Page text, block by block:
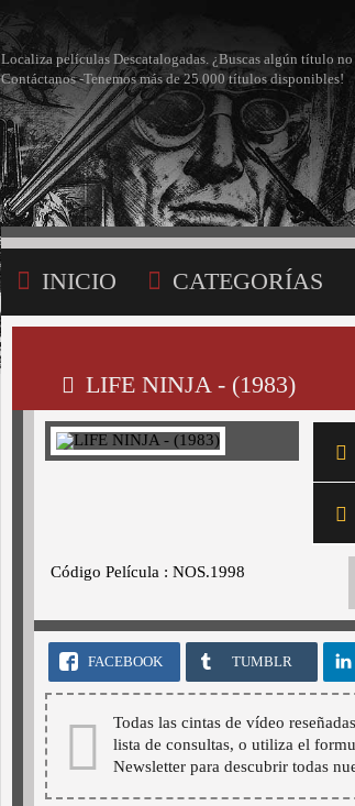
Localiza películas Descatalogadas. ¿Buscas algún título no
Contáctanos -Tenemos más de 25.000 títulos disponibles!
INICIO CATEGORÍAS
LIFE NINJA - (1983)
Código Película : NOS.1998
FACEBOOK TUMBLR
Todas las cintas de vídeo
lista de consultas, o utiliza el
Newsletter para descubrir todas